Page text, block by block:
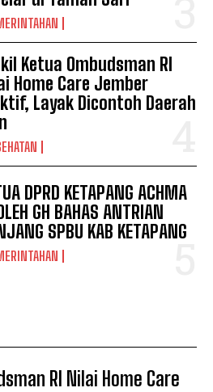
Ketua Ombudsman RI
Home Care Jember
Layak Dicontoh Daerah
DPRD KETAPANG ACHMA
GH BAHAS ANTRIAN
SPBU KAB KETAPANG
RI Nilai Home Care